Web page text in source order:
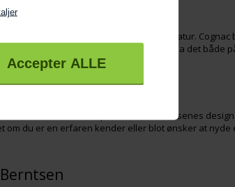
og servere den ved den rette temperatur. Cognac
Et godt cognac glas gør en stor forskel, da det både
de mest anerkendte producenter. Glassenes
du er en erfaren kender eller blot ønsker at nyde